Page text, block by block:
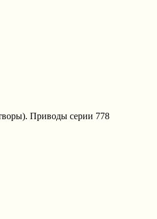
Приводы серии 778